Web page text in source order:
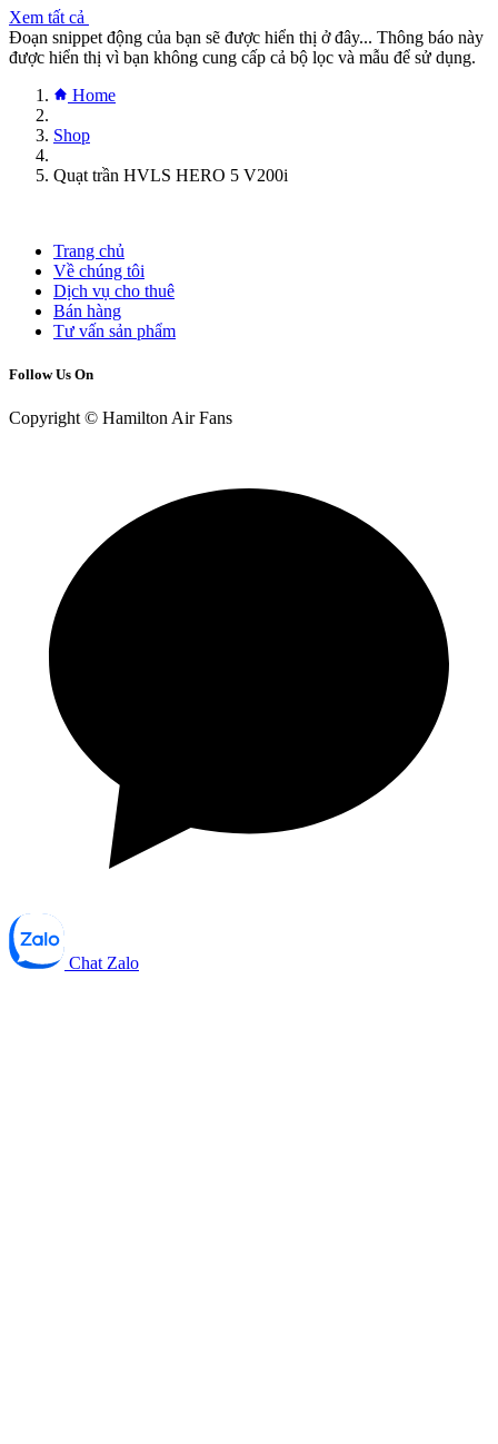
Xem tất cả
Đoạn snippet động của bạn sẽ được hiển thị ở đây... Thông báo này
được hiển thị vì bạn không cung cấp cả bộ lọc và mẫu để sử dụng.
Home
Shop
Quạt trần HVLS HERO 5 V200i
Trang chủ
Về chúng tôi
Dịch vụ cho thuê
Bán hàng
Tư vấn sản phẩm
Follow Us On
Copyright © Hamilton Air Fans
Chat Zalo